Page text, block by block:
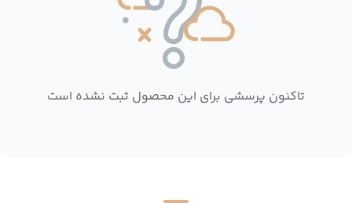
تاکنون پرسشی برای این محصول ثبت نشده است